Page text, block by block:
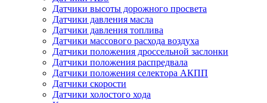
Датчики высоты дорожного просвета
Датчики давления масла
Датчики давления топлива
Датчики массового расхода воздуха
Датчики положения дроссельной заслонки
Датчики положения распредвала
Датчики положения селектора АКПП
Датчики скорости
Датчики холостого хода